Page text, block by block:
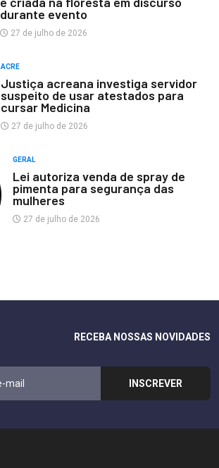
durante evento
27 de julho de 2026
ACRE
Justiça acreana investiga servidor
suspeito de usar atestados para
cursar Medicina
27 de julho de 2026
GERAL
Lei autoriza venda de spray de
pimenta para segurança das
mulheres
27 de julho de 2026
RECEBA NOSSAS NOVIDADES